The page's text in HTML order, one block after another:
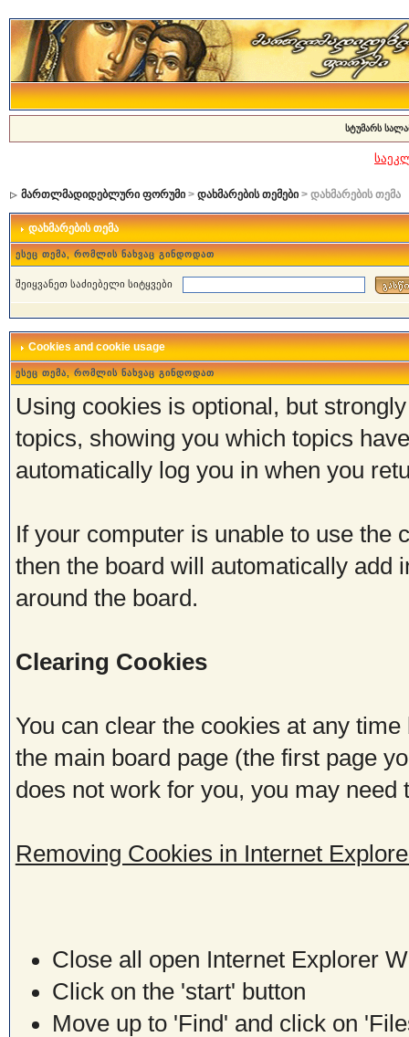
სტუმარს
მართლმადიდებლური ფორუმი> დახმარების თემები> დახმარების თემა
დახმარების თემა
ესეც თემა, რომლის ნახვაც გინდოდათ
შეიყვანეთ საძიებელი სიტყვები
Cookies and cookie usage
ესეც თემა, რომლის ნახვაც გინდოდათ
Using cookies is optional, but
topics, showing you which topics
automatically log you in when you
If your computer is unable to use the
then the board will automatically add
around the board.
Clearing Cookies
You can clear the cookies at any
the main board page (the first page
does not work for you, you may
Removing Cookies in Internet
Close all open Internet Explorer
Click on the 'start' button
Move up to 'Find' and click on